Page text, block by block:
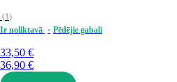
(1)
Ir noliktavā
Pēdējie gabali
33,50 €
36,90 €